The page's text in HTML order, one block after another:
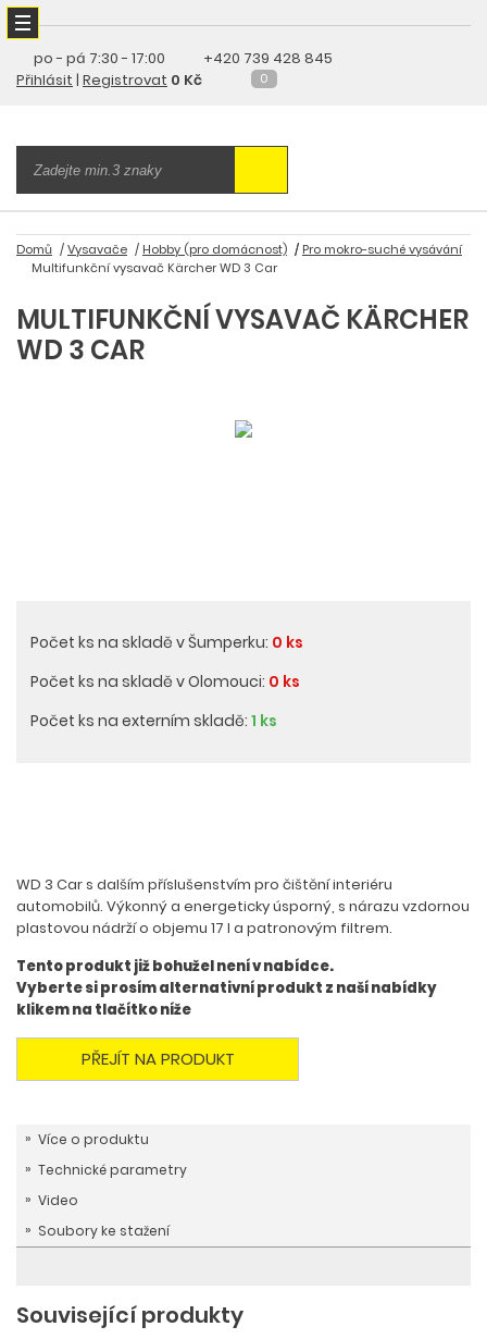
po - pá 7:30 - 17:00
+420 739 428 845
Přihlásit | Registrovat 0 Kč 0
Domů Vysavače Hobby (pro domácnost)
Pro mokro-suché vysávání
Multifunkční vysavač Kärcher WD 3 Car
MULTIFUNKČNÍ VYSAVAČ KÄRCHER
WD 3 CAR
Počet ks na skladě v Šumperku: 0 ks
Počet ks na skladě v Olomouci: 0 ks
Počet ks na externím skladě: 1 ks
WD 3 Car s dalším příslušenstvím pro čištění interiéru
automobilů. Výkonný a energeticky úsporný, s nárazu vzdornou
plastovou nádrží o objemu 17 l a patronovým filtrem.
Tento produkt již bohužel není v nabídce.
Vyberte si prosím alternativní produkt z naší nabídky
klikem na tlačítko níže
PŘEJÍT NA PRODUKT
Více o produktu
Technické parametry
Video
Soubory ke stažení
Související produkty